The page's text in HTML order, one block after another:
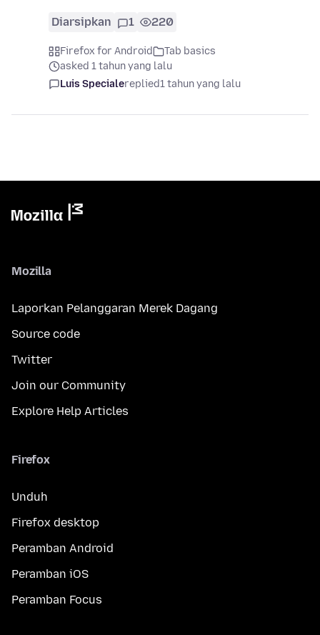
Diarsipkan 1 220
Firefox for Android
Tab basics
asked 1 tahun yang lalu
Luis Specialereplied1 tahun yang lalu
Mozilla
Laporkan Pelanggaran Merek Dagang
Source code
Twitter
Join our Community
Explore Help Articles
Firefox
Unduh
Firefox desktop
Peramban Android
Peramban iOS
Peramban Focus